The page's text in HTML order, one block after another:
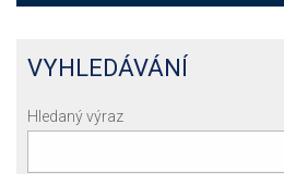
VYHLEDÁVÁNÍ
Hledaný výraz